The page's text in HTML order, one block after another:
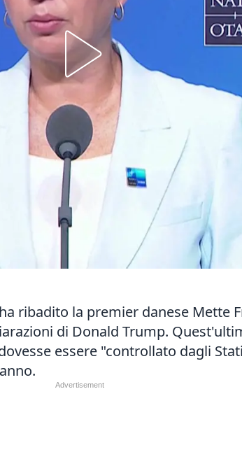
ribadito la premier danese Mette
di Donald Trump.
essere "controllato dagli